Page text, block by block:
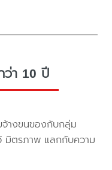
ว่า 10 ปี
จ้างขนของกับกลุ่ม
มิตรภาพ แลกกับความ